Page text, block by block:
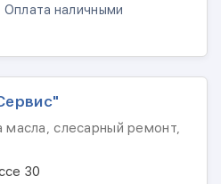
Оплата наличными
масла, слесарный ремонт,
30